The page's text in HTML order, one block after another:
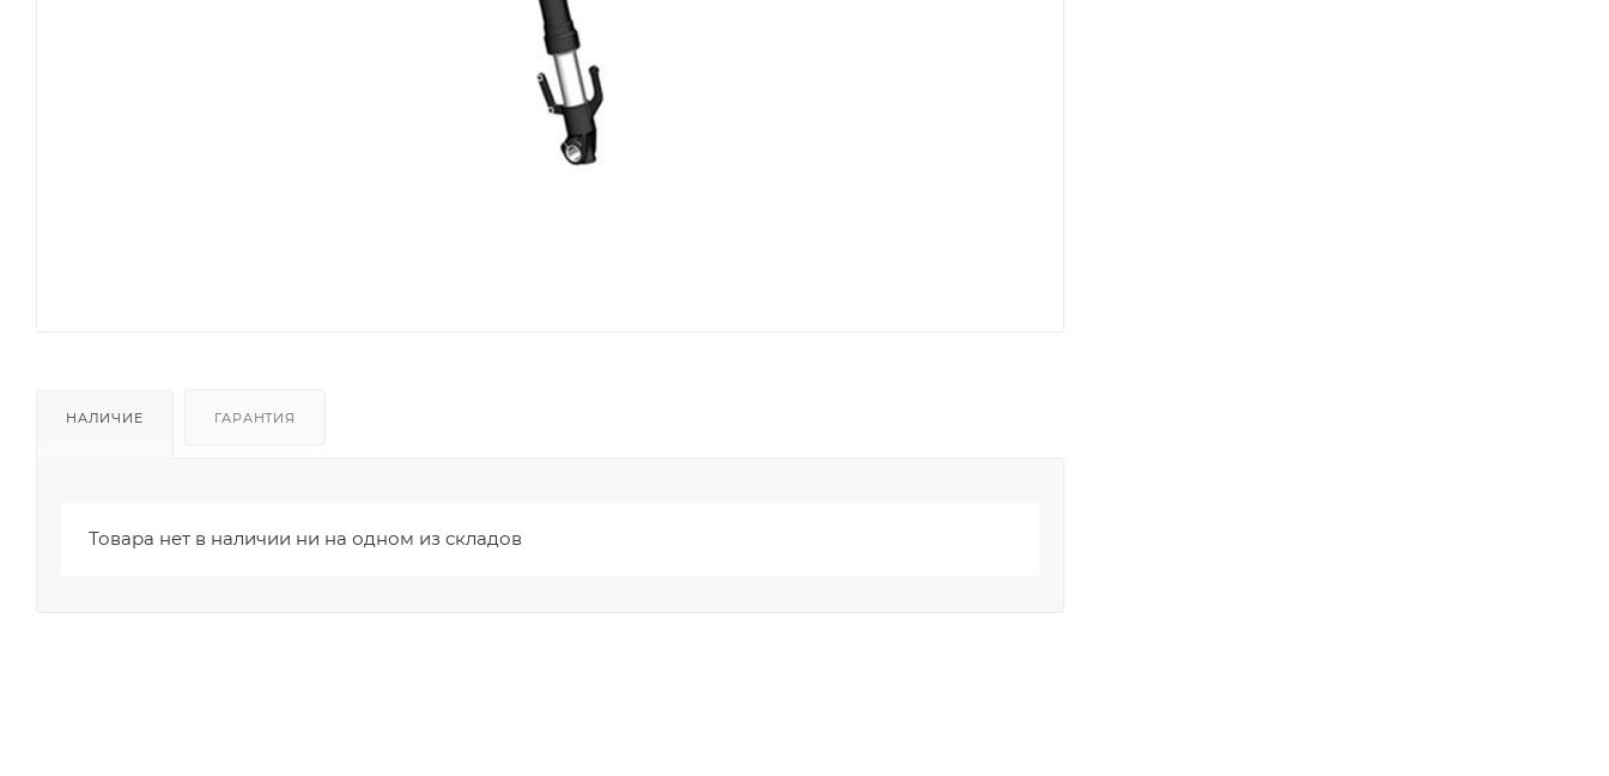
НАЛИЧИЕ ГАРАНТИЯ
Товара нет в наличии ни на одном из складов